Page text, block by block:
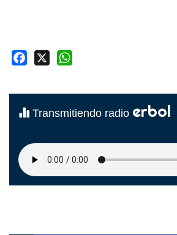
Facebook
Transmitiendo radio erbol